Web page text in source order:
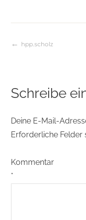
hpp.scholz
Schreibe
Deine E-Mail-
Erforderliche Felder
Kommentar
*